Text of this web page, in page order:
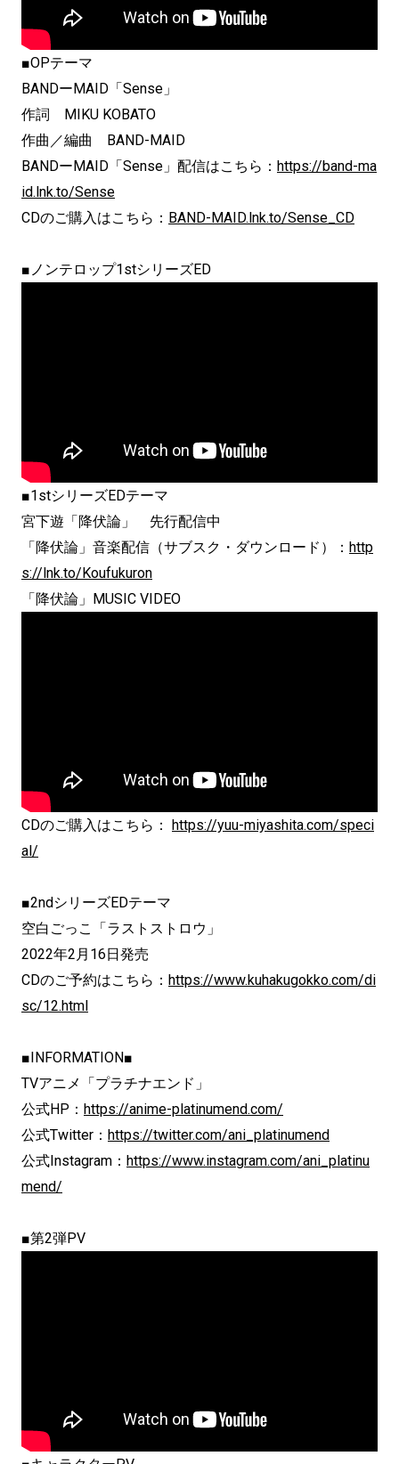
■OPテーマ
BANDーMAID「Sense」
作詞 MIKU KOBATO
作曲／編曲 BAND-MAID
BANDーMAID「Sense」配信はこちら： https://band-ma
id.lnk.to/Sense
CDのご購入はこちら： BAND-MAID.lnk.to/Sense_CD
■ノンテロップ1stシリーズED
■1stシリーズEDテーマ
宮下遊「降伏論」 先行配信中
「降伏論」音楽配信（サブスク・ダウンロード）： http
s://lnk.to/Koufukuron
「降伏論」MUSIC VIDEO
CDのご購入はこちら：
https://yuu-miyashita.com/speci
al/
■2ndシリーズEDテーマ
空白ごっこ「ラストストロウ」
2022年2月16日発売
CDのご予約はこちら： https://www.kuhakugokko.com/di
sc/12.html
■INFORMATION■
TVアニメ「プラチナエンド」
公式HP： https://anime-platinumend.com/
公式Twitter： https://twitter.com/ani_platinumend
公式Instagram： https://www.instagram.com/ani_platinu
mend/
■第2弾PV